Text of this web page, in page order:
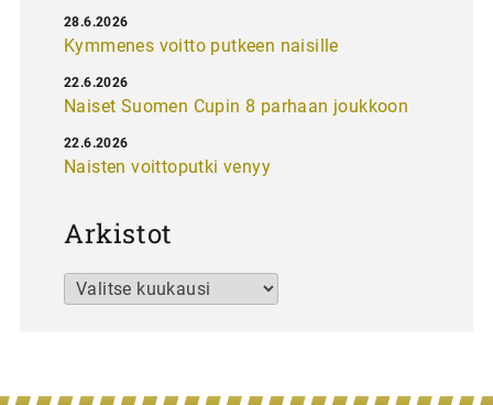
Kymmenes voitto putkeen naisille
28.6.2026
Naiset Suomen Cupin 8 parhaan joukkoon
22.6.2026
Naisten voittoputki venyy
22.6.2026
Arkistot
Arkistot